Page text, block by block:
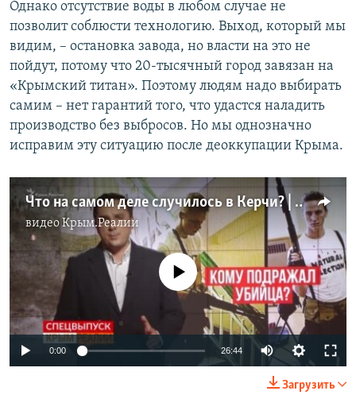
Однако отсутствие воды в любом случае не
позволит соблюсти технологию. Выход, который мы
видим, – остановка завода, но власти на это не
пойдут, потому что 20-тысячный город завязан на
«Крымский титан». Поэтому людям надо выбирать
самим – нет гарантий того, что удастся наладить
производство без выбросов. Но мы однозначно
исправим эту ситуацию после деоккупации Крыма.
Что на самом деле случилось в Керчи? | Крым.Реалии ТВ (видео)
видеоКрым.Реалии
No media source currently available
0:00 26:44
Загрузить